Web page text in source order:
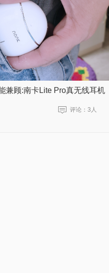
兼顾:南卡Lite Pro真无线耳机
评论： 3人